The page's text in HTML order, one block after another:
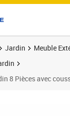
Jardin
Meuble
8 Pièces avec